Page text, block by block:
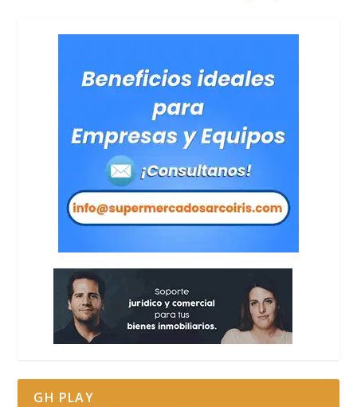
GH PLAY